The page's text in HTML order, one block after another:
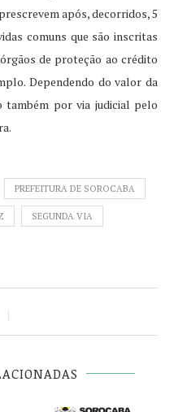
após, decorridos, 5
comuns que são inscritas
de proteção ao crédito
Dependendo do valor da
por via judicial pelo
PREFEITURA DE SOROCABA
SEGUNDA VIA